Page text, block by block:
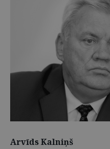
Arvīds Kalniņš